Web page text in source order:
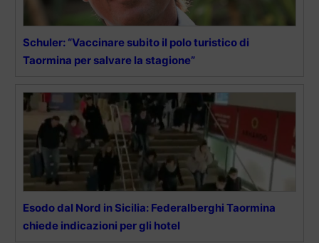
Schuler: “Vaccinare subito il polo turistico di
Taormina per salvare la stagione”
Esodo dal Nord in Sicilia: Federalberghi Taormina
chiede indicazioni per gli hotel